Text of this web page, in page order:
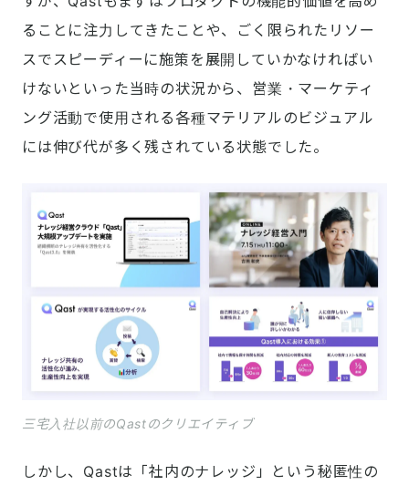
ることに注力してきたことや、ごく限られたリソー
スでスピーディーに施策を展開していかなければい
けないといった当時の状況から、営業・マーケティ
ング活動で使用される各種マテリアルのビジュアル
には伸び代が多く残されている状態でした。
三宅入社以前のQastのクリエイティブ
しかし、Qastは「社内のナレッジ」という秘匿性の